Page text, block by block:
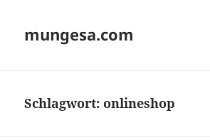
mungesa.com
Schlagwort:onlineshop